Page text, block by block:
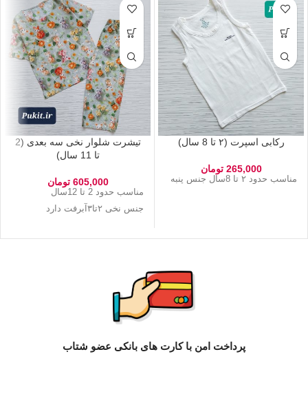
رکابی اسپرت (۲ تا 8 سال)
265,000 تومان
مناسب حدود ۲ تا 8سال جنس پنبه
تیشرت شلوار نخی سه بعدی (2
تا 11 سال)
605,000 تومان
مناسب حدود 2 تا 12سال
جنس نخی ۲تا۳آبرفت دارد
پرداخت امن با کارت های بانکی عضو شتاب